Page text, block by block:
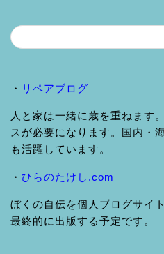
・ リペアブログ
人と家は一緒に歳を重ねます
スが必要になります。国内・
も活躍しています。
・ ひらのたけし.com
ぼくの自伝を個人ブログサイ
最終的に出版する予定です。